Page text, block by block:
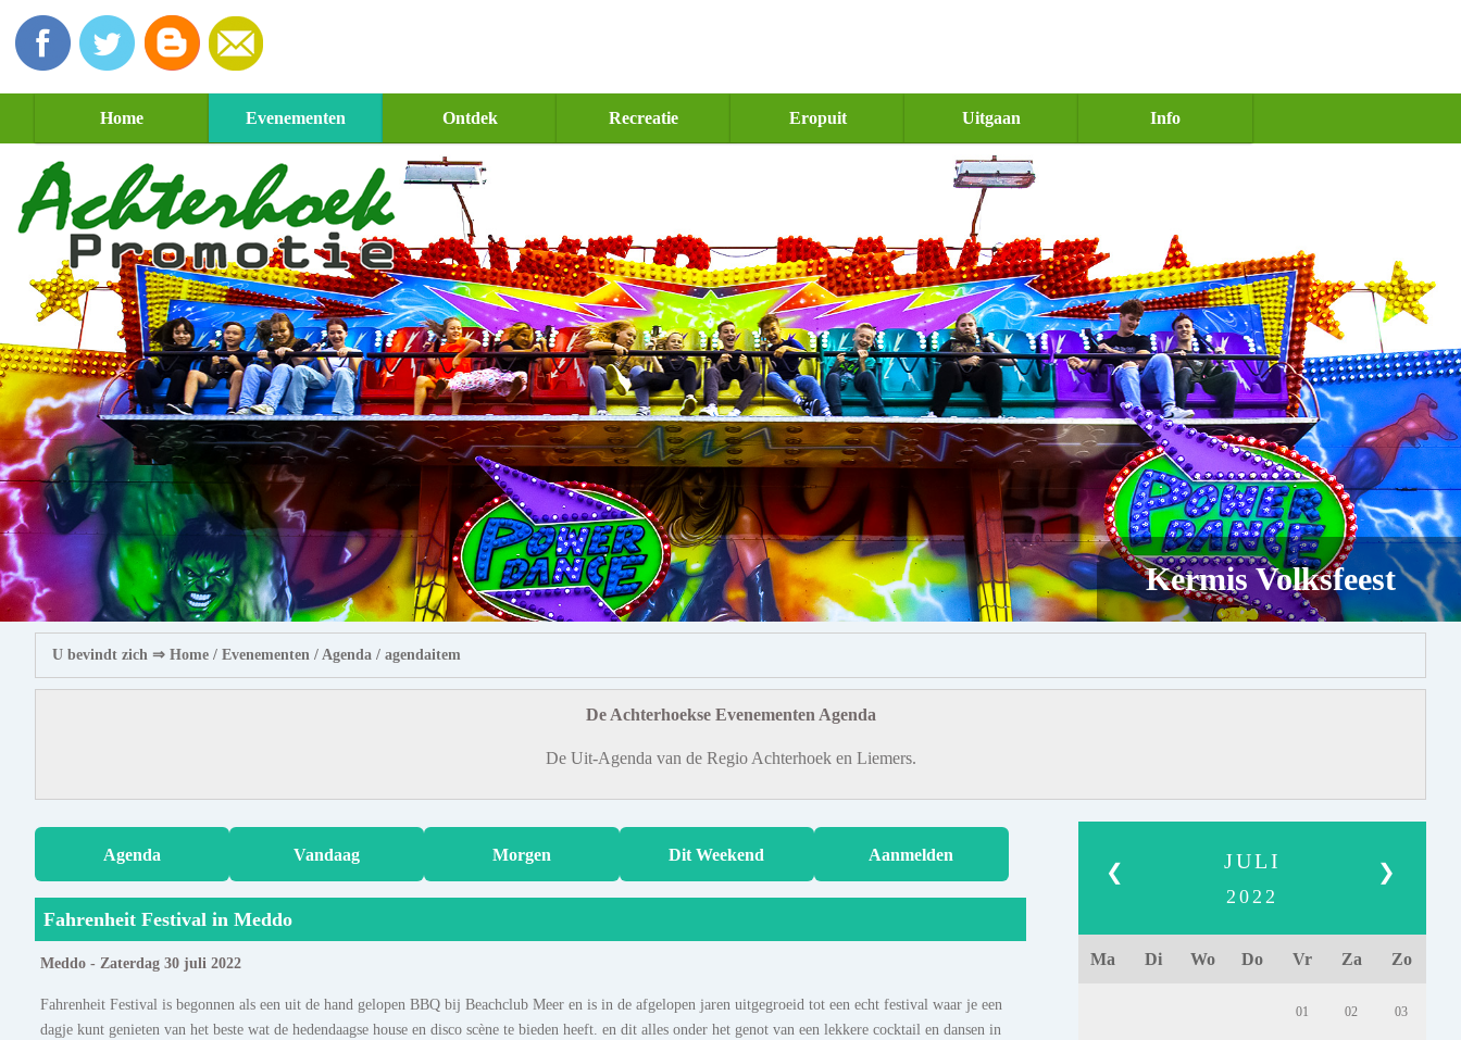
Home Evenementen Ontdek Recreatie Eropuit Uitgaan Info
Kermis Volksfeest
U bevindt zich ⇒ Home / Evenementen / Agenda / agendaitem
De Achterhoekse Evenementen Agenda
De Uit-Agenda van de Regio Achterhoek en Liemers.
Agenda Vandaag Morgen Dit Weekend Aanmelden
Fahrenheit Festival in Meddo
Meddo - Zaterdag 30 juli 2022
Fahrenheit Festival is begonnen als een uit de hand gelopen BBQ bij Beachclub Meer en is in de afgelopen jaren uitgegroeid tot een echt festival waar je een
dagje kunt genieten van het beste wat de hedendaagse house en disco scène te bieden heeft. en dit alles onder het genot van een lekkere cocktail en dansen in
❮ ❯
JULI
2022
Ma Di Wo Do Vr Za Zo
01 02 03